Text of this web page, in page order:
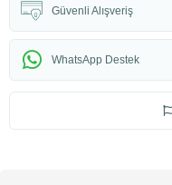
Güvenli Alışveriş
WhatsApp Destek